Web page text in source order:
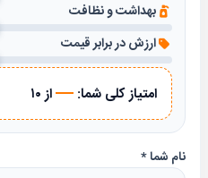
ماساژ
خدمات نظافت و لاندری
موقعیت مکانی
هتل رونا
گردشگری دسترسی دارد.
نام شما*
بهداشت و نظافت
ارزش در برابر قیمت
امتیاز کلی شما: —از ۱۰